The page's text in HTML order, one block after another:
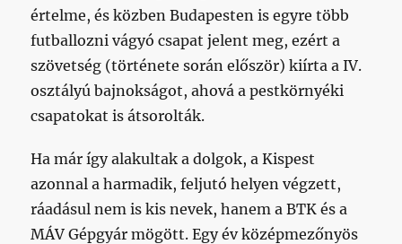
értelme, és közben Budapesten is egyre több
futballozni vágyó csapat jelent meg, ezért a
szövetség (története során először) kiírta a IV.
osztályú bajnokságot, ahová a pestkörnyéki
csapatokat is átsorolták.
Ha már így alakultak a dolgok, a Kispest
azonnal a harmadik, feljutó helyen végzett,
ráadásul nem is kis nevek, hanem a BTK és a
MÁV Gépgyár mögött. Egy év középmezőnyös